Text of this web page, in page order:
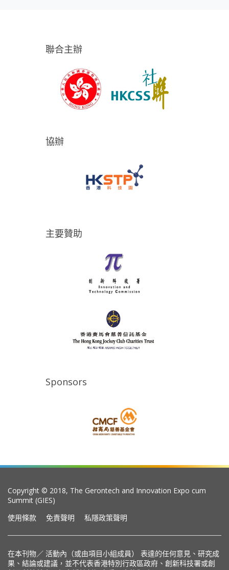
聯合主辦
協辦
主要贊助
Sponsors
Copyright © 2018, The Gerontech and Innovation Expo cum
Summit (GIES)
使用條款
免責聲明 私隱政策聲明
在本刊物／ 活動內（或由項目小組成員） 表達的任何意見、研究成
果、結論或建議，並不代表香港特別行政區政府、創新科技署或創